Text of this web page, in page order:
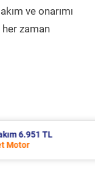
ve onarımı
zaman
TL